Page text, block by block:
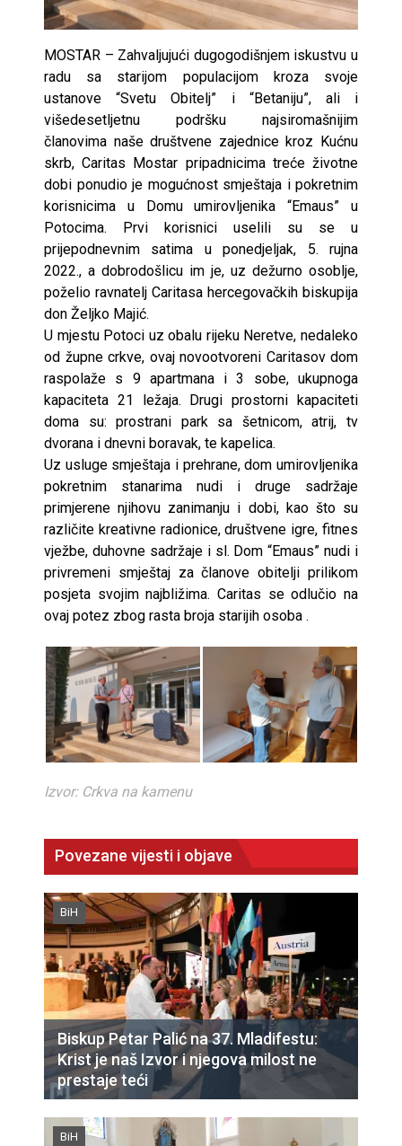
MOSTAR – Zahvaljujući dugogodišnjem iskustvu u
radu sa starijom populacijom kroza svoje
ustanove “Svetu Obitelj” i “Betaniju”, ali i
višedesetljetnu podršku najsiromašnijim
članovima naše društvene zajednice kroz Kućnu
skrb, Caritas Mostar pripadnicima treće životne
dobi ponudio je mogućnost smještaja i pokretnim
korisnicima u Domu umirovljenika “Emaus” u
Potocima. Prvi korisnici uselili su se u
prijepodnevnim satima u ponedjeljak, 5. rujna
2022., a dobrodošlicu im je, uz dežurno osoblje,
poželio ravnatelj Caritasa hercegovačkih biskupija
don Željko Majić.
U mjestu Potoci uz obalu rijeku Neretve, nedaleko
od župne crkve, ovaj novootvoreni Caritasov dom
raspolaže s 9 apartmana i 3 sobe, ukupnoga
kapaciteta 21 ležaja. Drugi prostorni kapaciteti
doma su: prostrani park sa šetnicom, atrij, tv
dvorana i dnevni boravak, te kapelica.
Uz usluge smještaja i prehrane, dom umirovljenika
pokretnim stanarima nudi i druge sadržaje
primjerene njihovu zanimanju i dobi, kao što su
različite kreativne radionice, društvene igre, fitnes
vježbe, duhovne sadržaje i sl. Dom “Emaus” nudi i
privremeni smještaj za članove obitelji prilikom
posjeta svojim najbližima. Caritas se odlučio na
ovaj potez zbog rasta broja starijih osoba .
Izvor: Crkva na kamenu
Povezane vijesti i objave
BiH
Biskup Petar Palić na 37. Mladifestu:
Krist je naš Izvor i njegova milost ne
prestaje teći
BiH